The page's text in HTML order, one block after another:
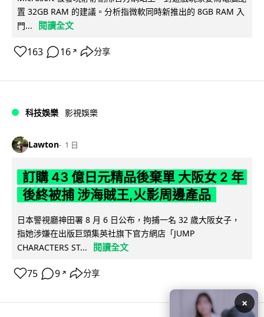
置 32GB RAM 的建議。分析指微軟同時新推出的 8GB RAM 入
門...
閱讀全文
163 16 ↗ 分享
科技娛樂 影視娛樂
Lawton 1 日
訂購 43 億日元精品後棄單 大阪女 2 年
後終被捕 涉海賊王,火影周邊產品
日本警視廳神田署 8 月 6 日公布，拘捕一名 32 歲大阪女子，
指她涉嫌在出版巨頭集英社旗下官方網店「JUMP
CHARACTERS ST...
閱讀全文
75 9 ↗ 分享
×